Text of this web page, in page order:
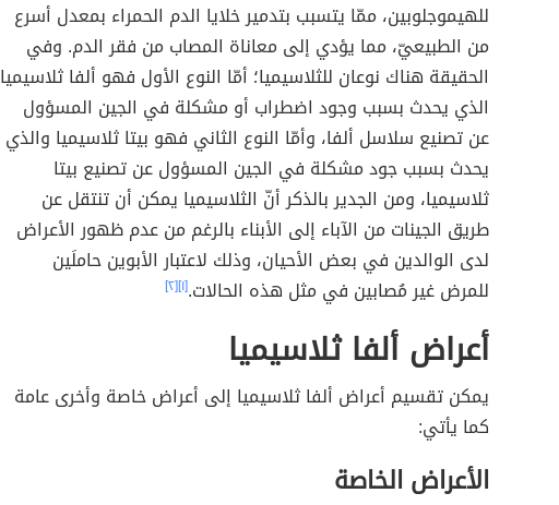
للهيموجلوبين، ممّا يتسبب بتدمير خلايا الدم الحمراء بمعدل أسرع
من الطبيعيّ، مما يؤدي إلى معاناة المصاب من فقر الدم. وفي
الحقيقة هناك نوعان للثلاسيميا؛ أمّا النوع الأول فهو ألفا ثلاسيميا
الذي يحدث بسبب وجود اضطراب أو مشكلة في الجين المسؤول
عن تصنيع سلاسل ألفا، وأمّا النوع الثاني فهو بيتا ثلاسيميا والذي
يحدث بسبب جود مشكلة في الجين المسؤول عن تصنيع بيتا
ثلاسيميا، ومن الجدير بالذكر أنّ الثلاسيميا يمكن أن تنتقل عن
طريق الجينات من الآباء إلى الأبناء بالرغم من عدم ظهور الأعراض
لدى الوالدين في بعض الأحيان، وذلك لاعتبار الأبوين حاملَين
للمرض غير مُصابين في مثل هذه الحالات.[١] [٢]
أعراض ألفا ثلاسيميا
يمكن تقسيم أعراض ألفا ثلاسيميا إلى أعراض خاصة وأخرى عامة
كما يأتي:
الأعراض الخاصة